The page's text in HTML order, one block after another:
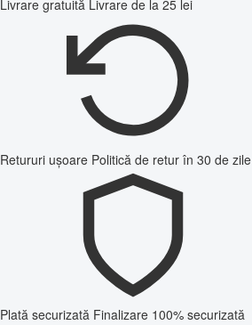
Livrare gratuită Livrare de la 25 lei
Retururi ușoare Politică de retur în 30 de zile
Plată securizată Finalizare 100% securizată